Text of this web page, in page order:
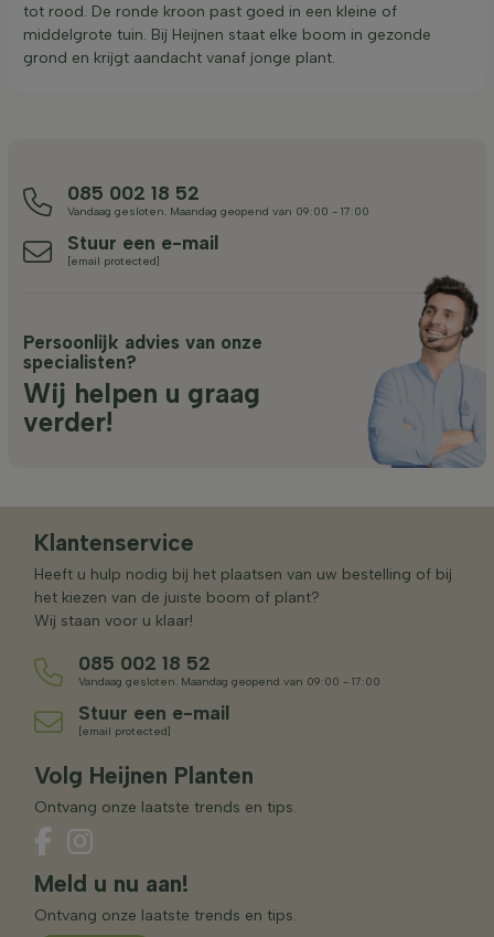
tot rood. De ronde kroon past goed in een kleine of
middelgrote tuin. Bij Heijnen staat elke boom in gezonde
grond en krijgt aandacht vanaf jonge plant.
085 002 18 52
Vandaag gesloten. Maandag geopend van 09:00 - 17:00
Stuur een e-mail
[email protected]
Persoonlijk advies van onze
specialisten?
Wij helpen u graag
verder!
Klantenservice
Heeft u hulp nodig bij het plaatsen van uw bestelling of bij
het kiezen van de juiste boom of plant?
Wij staan voor u klaar!
085 002 18 52
Vandaag gesloten. Maandag geopend van 09:00 - 17:00
Stuur een e-mail
[email protected]
Volg Heijnen Planten
Ontvang onze laatste trends en tips.
Meld u nu aan!
Ontvang onze laatste trends en tips.